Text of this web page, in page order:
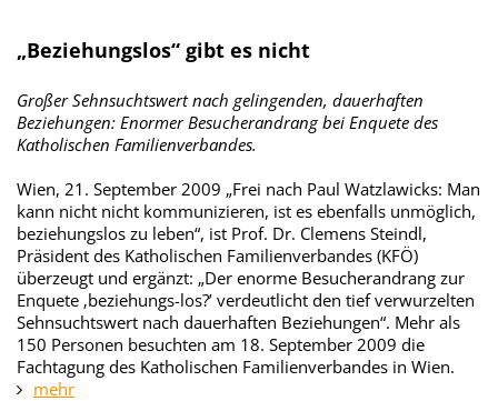
„Beziehungslos“ gibt es nicht
Großer Sehnsuchtswert nach gelingenden, dauerhaften
Beziehungen: Enormer Besucherandrang bei Enquete des
Katholischen Familienverbandes.
Wien, 21. September 2009 „Frei nach Paul Watzlawicks: Man
kann nicht nicht kommunizieren, ist es ebenfalls unmöglich,
beziehungslos zu leben“, ist Prof. Dr. Clemens Steindl,
Präsident des Katholischen Familienverbandes (KFÖ)
überzeugt und ergänzt: „Der enorme Besucherandrang zur
Enquete ‚beziehungs-los?’ verdeutlicht den tief verwurzelten
Sehnsuchtswert nach dauerhaften Beziehungen“. Mehr als
150 Personen besuchten am 18. September 2009 die
Fachtagung des Katholischen Familienverbandes in Wien.
mehr